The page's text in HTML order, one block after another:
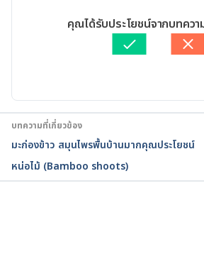
CAMU CAMU https://
library/foods/camu-camu
เขียนโดย Ploylada Prommate
ตรวจสอบความถูกต้องของข้อมูลโดยทีม
คุณได้รับประโยชน์จากบทควา
บทความที่เกี่ยวข้อง
มะก่องข้าว สมุนไพรพื้นบ้านมากคุณประโยชน์
หน่อไม้ (Bamboo shoots)